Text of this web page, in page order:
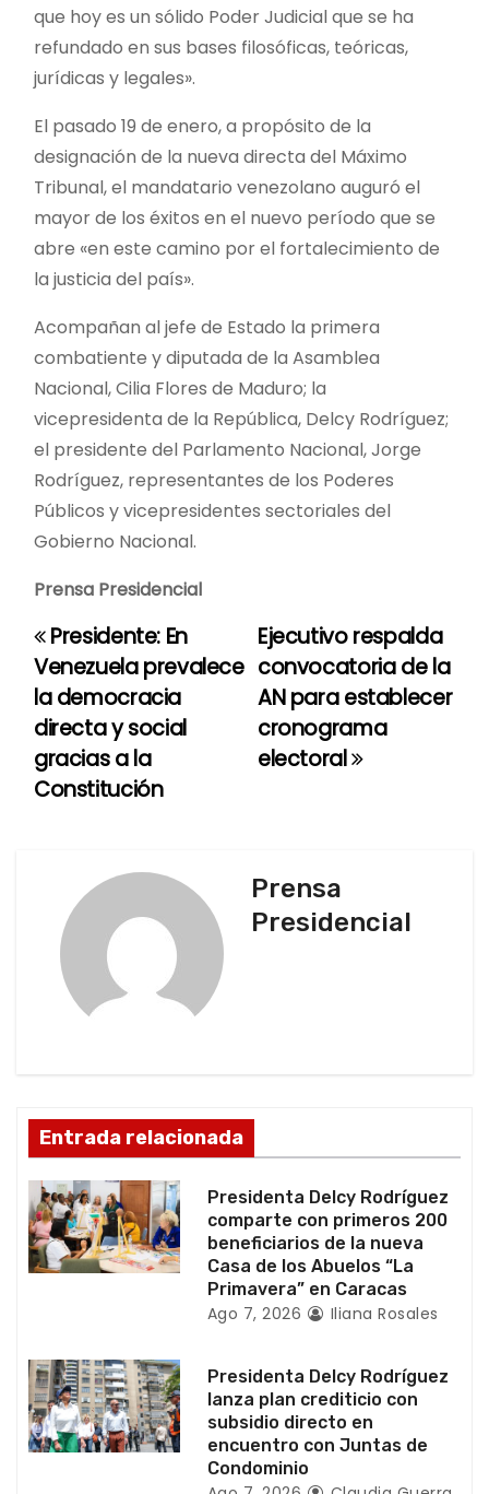
que hoy es un sólido Poder Judicial que se ha
refundado en sus bases filosóficas, teóricas,
jurídicas y legales».
El pasado 19 de enero, a propósito de la
designación de la nueva directa del Máximo
Tribunal, el mandatario venezolano auguró el
mayor de los éxitos en el nuevo período que se
abre «en este camino por el fortalecimiento de
la justicia del país».
Acompañan al jefe de Estado la primera
combatiente y diputada de la Asamblea
Nacional, Cilia Flores de Maduro; la
vicepresidenta de la República, Delcy Rodríguez;
el presidente del Parlamento Nacional, Jorge
Rodríguez, representantes de los Poderes
Públicos y vicepresidentes sectoriales del
Gobierno Nacional.
Prensa Presidencial
N
a
v
e
e
e
n
t
a
d
Ejecutivo respalda
convocatoria de la
AN para establecer
cronograma
electoral
Presidente: En
Venezuela prevalece
la democracia
directa y social
gracias a la
Constitución
Prensa
Presidencial
Entrada relacionada
Presidenta Delcy Rodríguez
comparte con primeros 200
beneficiarios de la nueva
Casa de los Abuelos “La
Primavera” en Caracas
Ago 7, 2026 Iliana Rosales
Presidenta Delcy Rodríguez
lanza plan crediticio con
subsidio directo en
encuentro con Juntas de
Condominio